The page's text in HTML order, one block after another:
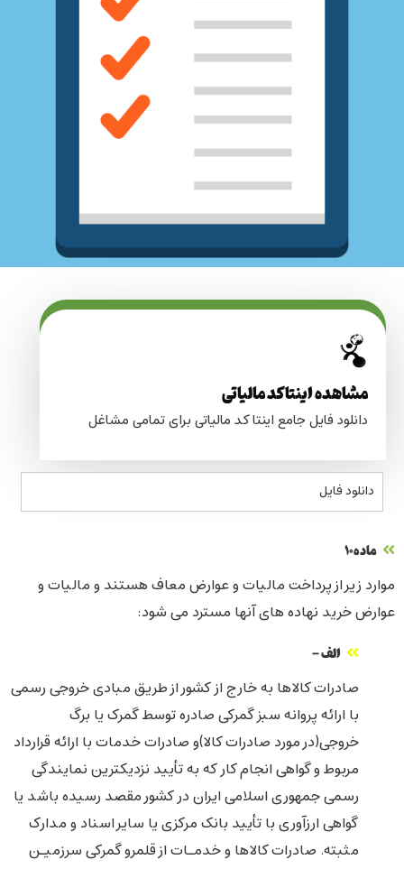
مشاهده اینتاکد مالیاتی
دانلود فایل جامع اینتا کد مالیاتی برای تمامی مشاغل
دانلود فایل
ماده10
موارد زیر از پرداخت مالیات و عوارض معاف هستند و مالیات و
عوارض خرید نهاده های آنها مسترد می شود:
الف -
صادرات کالاها به خارج از کشور از طریق مبادی خروجی رسمی
با ارائه پروانه سبز گمرکی صادره توسط گمرک یا برگ
خروجی(در مورد صادرات کالا)و صادرات خدمات با ارائه قرارداد
مربوط و گواهی انجام کار که به تأیید نزدیکترین نمایندگی
رسمی جمهوری اسلامی ایران در کشور مقصد رسیده باشد یا
گواهی ارزآوری با تأیید بانک مرکزی یا سایر اسناد و مدارک
مثبته. صادرات کالاها و خدمـات از قلمرو گمرکی سرزمیـن